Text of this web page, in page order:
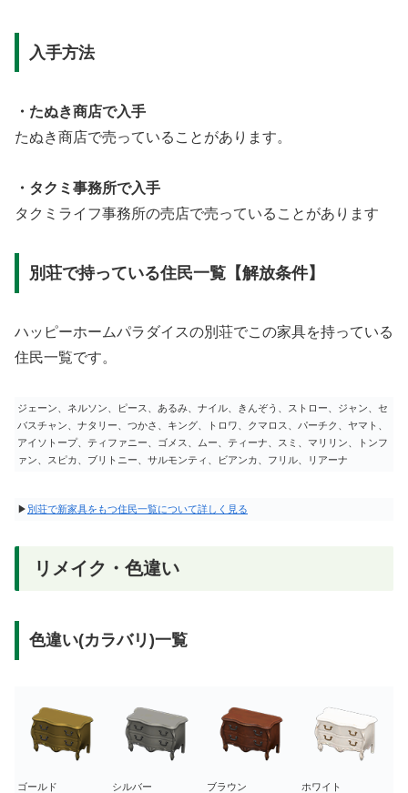
入手方法
・たぬき商店で入手
たぬき商店で売っていることがあります。
・タクミ事務所で入手
タクミライフ事務所の売店で売っていることがあります
別荘で持っている住民一覧【解放条件】
ハッピーホームパラダイスの別荘でこの家具を持っている
住民一覧です。
ジェーン、ネルソン、ピース、あるみ、ナイル、きんぞう、ストロー、ジャン、セ
バスチャン、ナタリー、つかさ、キング、トロワ、クマロス、パーチク、ヤマト、
アイソトープ、ティファニー、ゴメス、ムー、ティーナ、スミ、マリリン、トンフ
ァン、スピカ、ブリトニー、サルモンティ、ビアンカ、フリル、リアーナ
▶ 別荘で新家具をもつ住民一覧について詳しく見る
リメイク・色違い
色違い(カラバリ)一覧
ゴールド シルバー ブラウン ホワイト